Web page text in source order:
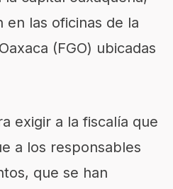
en las oficinas de la
(FGO) ubicadas
exigir a la fiscalía que
a los responsables
que se han